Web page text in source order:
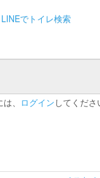
LINEでトイレ検索
、 ログイン してくださ